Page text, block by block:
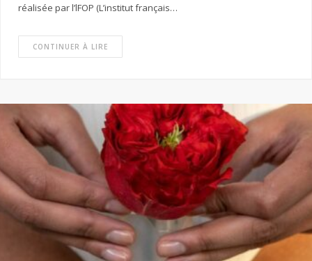
réalisée par l’lFOP (L’institut français…
CONTINUER À LIRE